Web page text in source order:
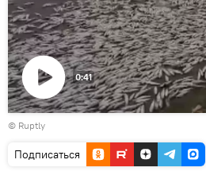
Воспроизвести
видео
0:41
© Ruptly
Подписаться